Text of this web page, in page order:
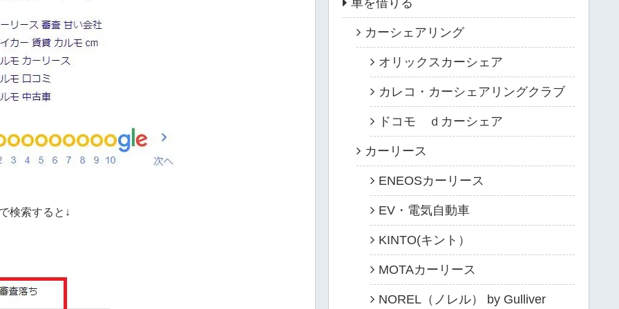
検索すると↓
カーシェアリング
オリックスカーシェア
カレコ・カーシェアリングクラブ
ドコモ ｄカーシェア
カーリース
ENEOSカーリース
EV・電気自動車
KINTO(キント）
MOTAカーリース
NOREL（ノレル） by Gulliver